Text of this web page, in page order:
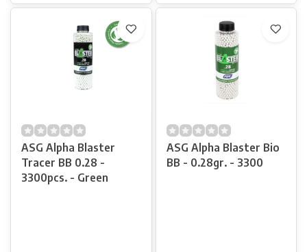
ASG Alpha Blaster
Tracer BB 0.28 -
3300pcs. - Green
ASG Alpha Blaster Bio
BB - 0.28gr. - 3300